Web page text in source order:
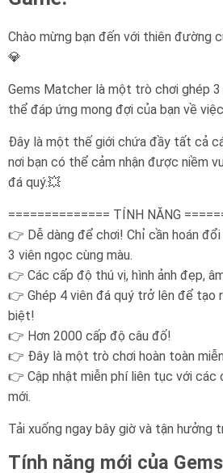
Chào mừng bạn đến với thiên đường
💎
Gems Matcher là một trò chơi ghép 3
thể đáp ứng mong đợi của bạn về
Đây là một thế giới chứa đầy tất cả
nơi bạn có thể cảm nhận được niềm
đá quý.💥
============== TÍNH NĂNG
👉 Dễ dàng để chơi! Chỉ cần hoán
3 viên ngọc cùng màu.
👉 Các cấp độ thú vị, hình ảnh đẹp,
👉 Ghép 4 viên đá quý trở lên để tạo
biệt!
👉 Hơn 2000 cấp độ câu đố!
👉 Đây là một trò chơi hoàn toàn
👉 Cập nhật miễn phí liên tục với các
mới.
Tải xuống ngay bây giờ và tận hưởng
Tính năng mới của